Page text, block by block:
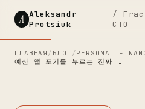
A Aleksandr
Protsiuk
/
CTO
ГЛАВНАЯ / БЛОГ /PERSONAL
예산 앱 포기를 부르는 진짜 …